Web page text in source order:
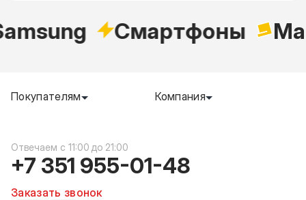
Cмартфоны
Покупателям Компания
c 11:00 до 21:00
+7 351 955-01-48
Заказать звонок